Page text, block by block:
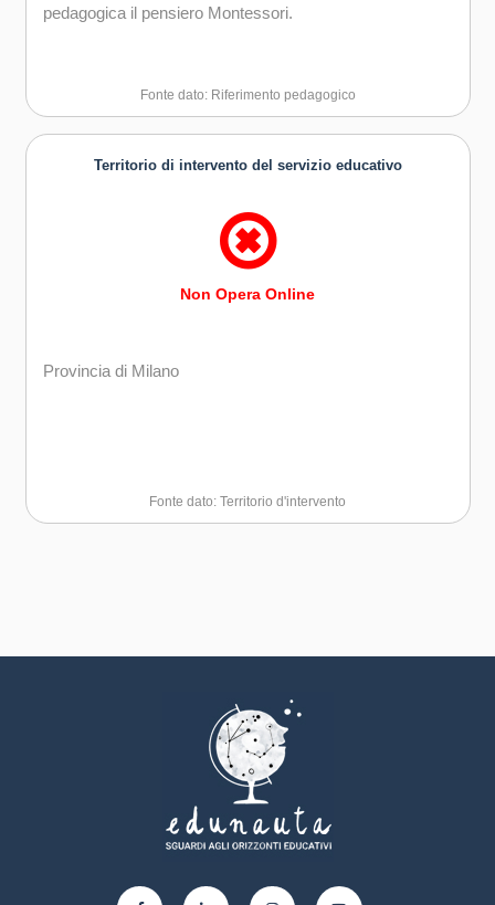
pedagogica il pensiero Montessori.
Fonte dato: Riferimento pedagogico
Territorio di intervento del servizio educativo
Non Opera Online
Provincia di Milano
Fonte dato: Territorio d'intervento